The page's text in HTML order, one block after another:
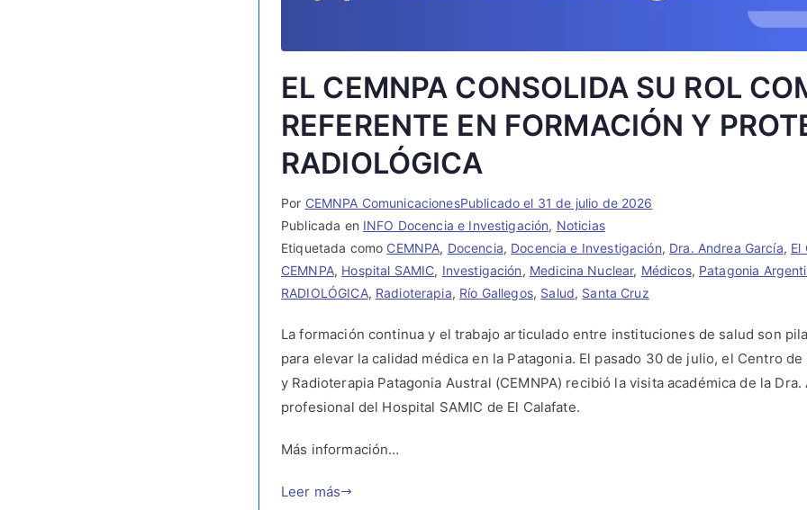
EL CEMNPA CONSOLIDA SU ROL
REFERENTE EN FORMACIÓN Y
RADIOLÓGICA
Por CEMNPA ComunicacionesPublicado el 31 de julio de 2026
Publicada en INFO Docencia e Investigación, Noticias
Etiquetada como CEMNPA, Docencia, Docencia e Investigación, Dra. Andrea García, El
CEMNPA, Hospital SAMIC, Investigación, Medicina Nuclear, Médicos, Patagonia
RADIOLÓGICA, Radioterapia, Río Gallegos, Salud, Santa Cruz
La formación continua y el trabajo articulado entre instituciones de salud son
para elevar la calidad médica en la Patagonia. El pasado 30 de julio, el Centro
y Radioterapia Patagonia Austral (CEMNPA) recibió la visita académica de la Dra.
profesional del Hospital SAMIC de El Calafate.
Más información…
Leer más